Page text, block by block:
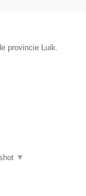
provincie Luik.
▼